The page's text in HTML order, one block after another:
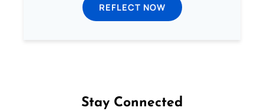
REFLECT NOW
Stay Connected